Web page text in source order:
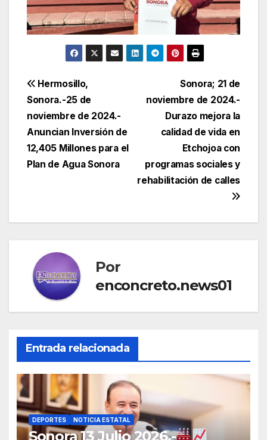
Navegación
de
entradas
Sonora; 21 de
noviembre de 2024.-
Durazo mejora la
calidad de vida en
Etchojoa con
programas sociales y
rehabilitación de calles
Hermosillo,
Sonora.-25 de
noviembre de 2024.-
Anuncian Inversión de
12,405 Millones para el
Plan de Agua Sonora
Por
enconcreto.news01
Entrada relacionada
DEPORTES NOTICIA ESTATAL
Sonora 13 Julio 2026.-